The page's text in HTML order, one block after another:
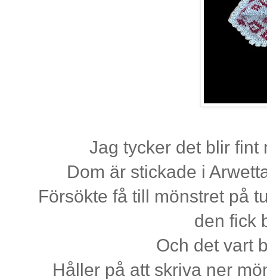
Jag tycker det blir
Dom är stickade i
Försökte få till mönstret på
den fick
Och det vart
Håller på att skriva ner